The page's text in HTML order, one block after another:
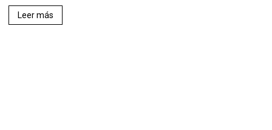
Leer más